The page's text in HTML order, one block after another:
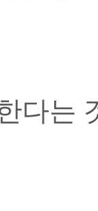
다는